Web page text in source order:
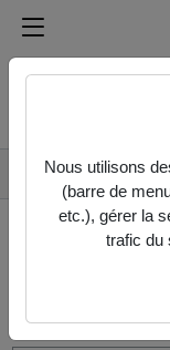
Accueil
Contactez nous
Votre
cette case
Nous utilisons
(barre de
etc.), gérer la
trafic du